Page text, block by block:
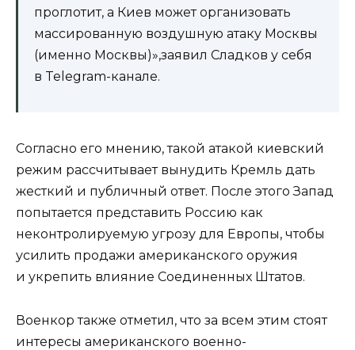
проглотит, а Киев может организовать
массированную воздушную атаку Москвы
(именно Москвы)»,заявил Сладков у себя
в Telegram-канале.
Согласно его мнению, такой атакой киевский
режим рассчитывает вынудить Кремль дать
жесткий и публичный ответ. После этого Запад
попытается представить Россию как
неконтролируемую угрозу для Европы, чтобы
усилить продажи американского оружия
и укрепить влияние Соединенных Штатов.
Военкор также отметил, что за всем этим стоят
интересы американского военно-